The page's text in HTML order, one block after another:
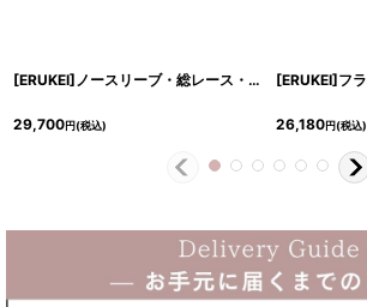
[ERUKEI]ノースリーブ・総レース・切替・上品・マーメイド・ミディアムドレス・ワンピース[黒木麗奈着用]《送料＆代引き手数料無料》
29,700円(税込) 26,180円(税込)